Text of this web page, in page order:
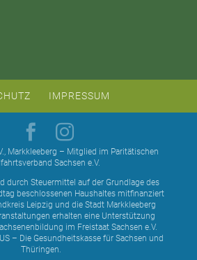
IMPRESSUM
Markkleeberg – Mitglied im Paritätischen
Sachsen e.V.
durch Steuermittel auf der Grundlage des
beschlossenen Haushaltes mitfinanziert
Leipzig und die Stadt Markkleeberg
erhalten eine Unterstützung
im Freistaat Sachsen e.V.
– Die Gesundheitskasse für Sachsen und
Thüringen.